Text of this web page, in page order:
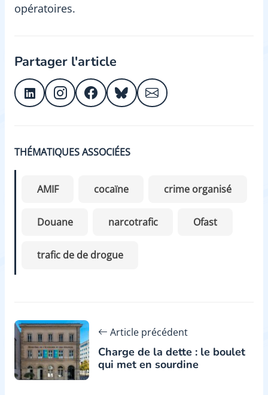
opératoires.
Partager l'article
THÉMATIQUES ASSOCIÉES
AMIF cocaïne crime organisé
Douane narcotrafic Ofast
trafic de de drogue
Article précédent
Charge de la dette : le boulet
qui met en sourdine